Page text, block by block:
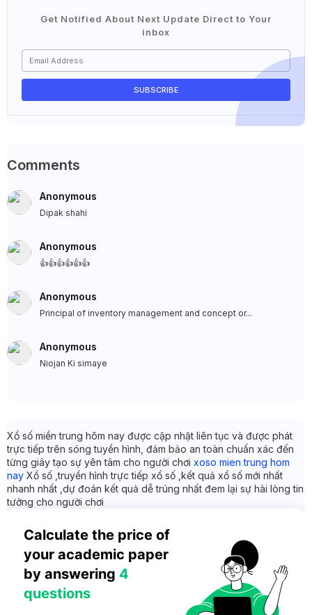
Get Notified About Next Update Direct to Your
inbox
Comments
Anonymous
Dipak shahi
Anonymous
👍👍👍👍👍👍
Anonymous
Principal of inventory management and concept or...
Anonymous
Niojan Ki simaye
Xổ số miền trung hôm nay được cập nhật liên tục và được phát
trực tiếp trên sóng tuyền hình, đảm bảo an toàn chuẩn xác đến
từng giây tạo sự yên tâm cho người chơi xoso mien trung hom
nay Xổ số ,truyền hình trực tiếp xổ số ,kết quả xổ số mới nhất
nhanh nhất ,dự đoán kết quả dễ trúng nhất đem lại sự hài lòng tin
tưởng cho người chơi
Calculate the price of
your academic paper
by answering 4
questions